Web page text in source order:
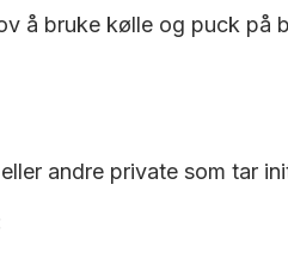
å bruke kølle og puck på
andre private som tar